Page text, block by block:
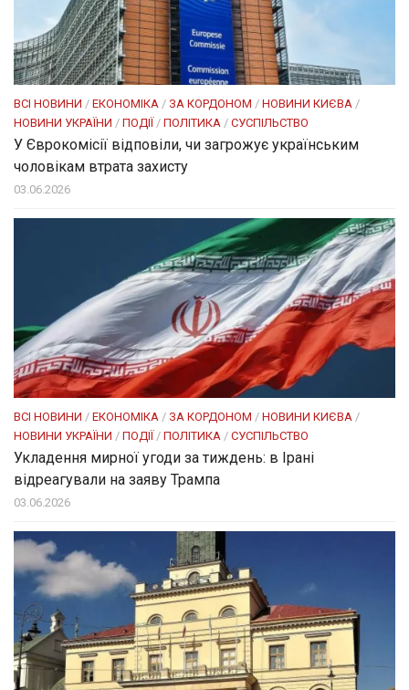
ВСІ НОВИНИ / ЕКОНОМІКА / ЗА КОРДОНОМ / НОВИНИ КИЄВА /
НОВИНИ УКРАЇНИ / ПОДІЇ / ПОЛІТИКА / СУСПІЛЬСТВО
У Єврокомісії відповіли, чи загрожує українським
чоловікам втрата захисту
03.06.2026
ВСІ НОВИНИ / ЕКОНОМІКА / ЗА КОРДОНОМ / НОВИНИ КИЄВА /
НОВИНИ УКРАЇНИ / ПОДІЇ / ПОЛІТИКА / СУСПІЛЬСТВО
Укладення мирної угоди за тиждень: в Ірані
відреагували на заяву Трампа
03.06.2026